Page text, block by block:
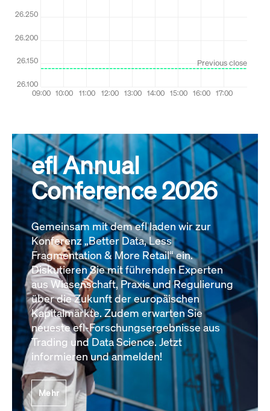
efl Annual
Conference 2026
Gemeinsam mit dem efl laden wir zur
Konferenz „Better Data, Less
Fragmentation & More Retail“ ein.
Diskutieren Sie mit führenden Experten
aus Wissenschaft, Praxis und Regulierung
über die Zukunft der europäischen
Kapitalmärkte. Zudem erwarten Sie
neueste efl-Forschungsergebnisse aus
Trading und Data Science. Jetzt
informieren und anmelden!
Mehr